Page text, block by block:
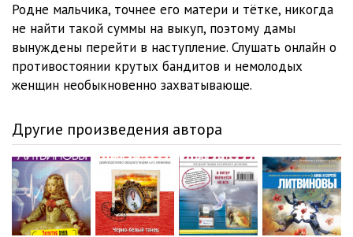
Родне мальчика, точнее его матери и тётке, никогда
не найти такой суммы на выкуп, поэтому дамы
вынуждены перейти в наступление. Слушать онлайн о
противостоянии крутых бандитов и немолодых
женщин необыкновенно захватывающе.
Другие произведения автора